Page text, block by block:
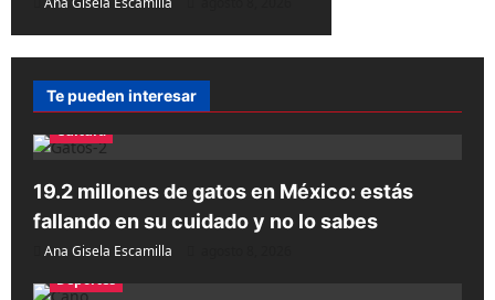
Te pueden interesar
Cultura
19.2 millones de gatos en México: estás
fallando en su cuidado y no lo sabes
Ana Gisela Escamilla
Deportes